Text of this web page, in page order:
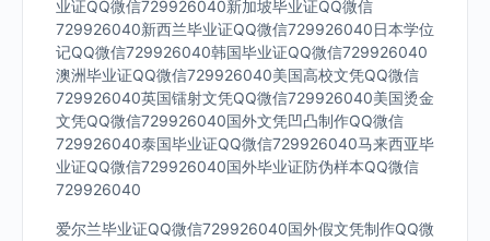
业证QQ微信729926040新加坡毕业证QQ微信
729926040新西兰毕业证QQ微信729926040日本学位
记QQ微信729926040韩国毕业证QQ微信729926040
澳洲毕业证QQ微信729926040美国高校文凭QQ微信
729926040英国镭射文凭QQ微信729926040美国烫金
文凭QQ微信729926040国外文凭凹凸制作QQ微信
729926040泰国毕业证QQ微信729926040马来西亚毕
业证QQ微信729926040国外毕业证防伪样本QQ微信
729926040
爱尔兰毕业证QQ微信729926040国外假文凭制作QQ微